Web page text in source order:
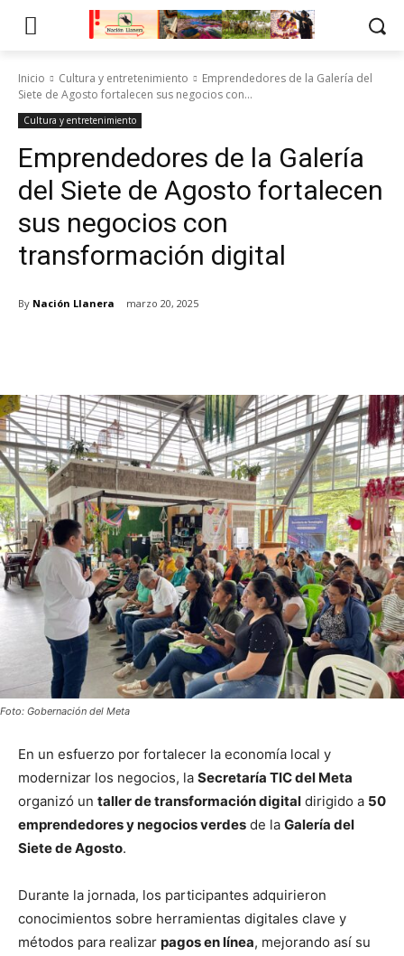
Inicio Cultura y entretenimiento
Emprendedores de la Galería del
Siete de Agosto fortalecen sus negocios con...
Cultura y entretenimiento
Emprendedores de la Galería
del Siete de Agosto fortalecen
sus negocios con
transformación digital
By Nación Llanera marzo 20, 2025
Foto: Gobernación del Meta
En un esfuerzo por fortalecer la economía local y
modernizar los negocios, la Secretaría TIC del Meta
organizó un taller de transformación digital dirigido a 50
emprendedores y negocios verdes de la Galería del
Siete de Agosto.
Durante la jornada, los participantes adquirieron
conocimientos sobre herramientas digitales clave y
métodos para realizar pagos en línea, mejorando así su